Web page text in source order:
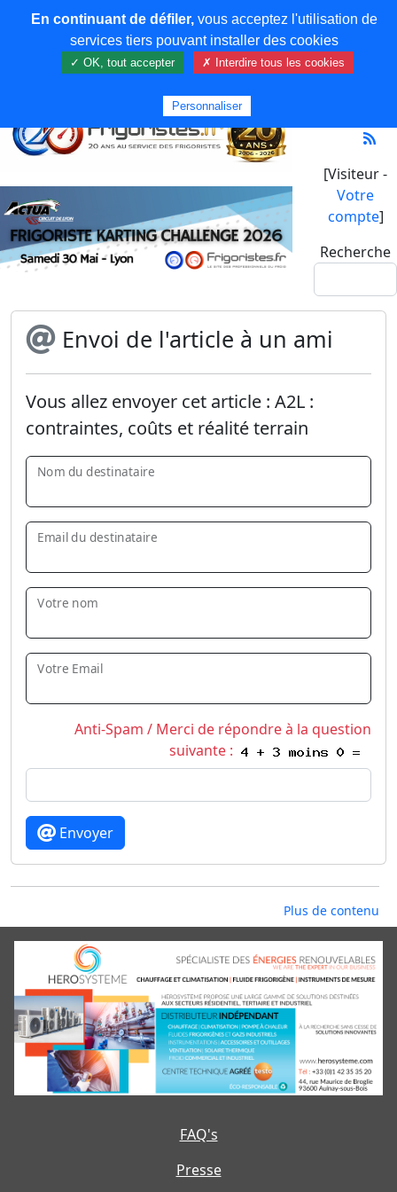
[Visiteur -
Votre
compte]
Recherche
Envoi de l'article à un ami
Vous allez envoyer cet article : A2L :
contraintes, coûts et réalité terrain
Nom du destinataire
Email du destinataire
Votre nom
Votre Email
Anti-Spam / Merci de répondre à la question
suivante :
Envoyer
Plus de contenu
FAQ's
Presse
En continuant de défiler,vous acceptez l'utilisation de
services tiers pouvant installer des cookies
✓ OK, tout accepter ✗ Interdire tous les cookies
Personnaliser